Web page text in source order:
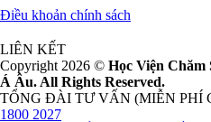
Điều khoản chính sách
LIÊN KẾT
Copyright 2026 © Học Viện Chăm
Á Âu. All Rights Reserved.
TỔNG ĐÀI TƯ VẤN (MIỄN PHÍ
1800 2027